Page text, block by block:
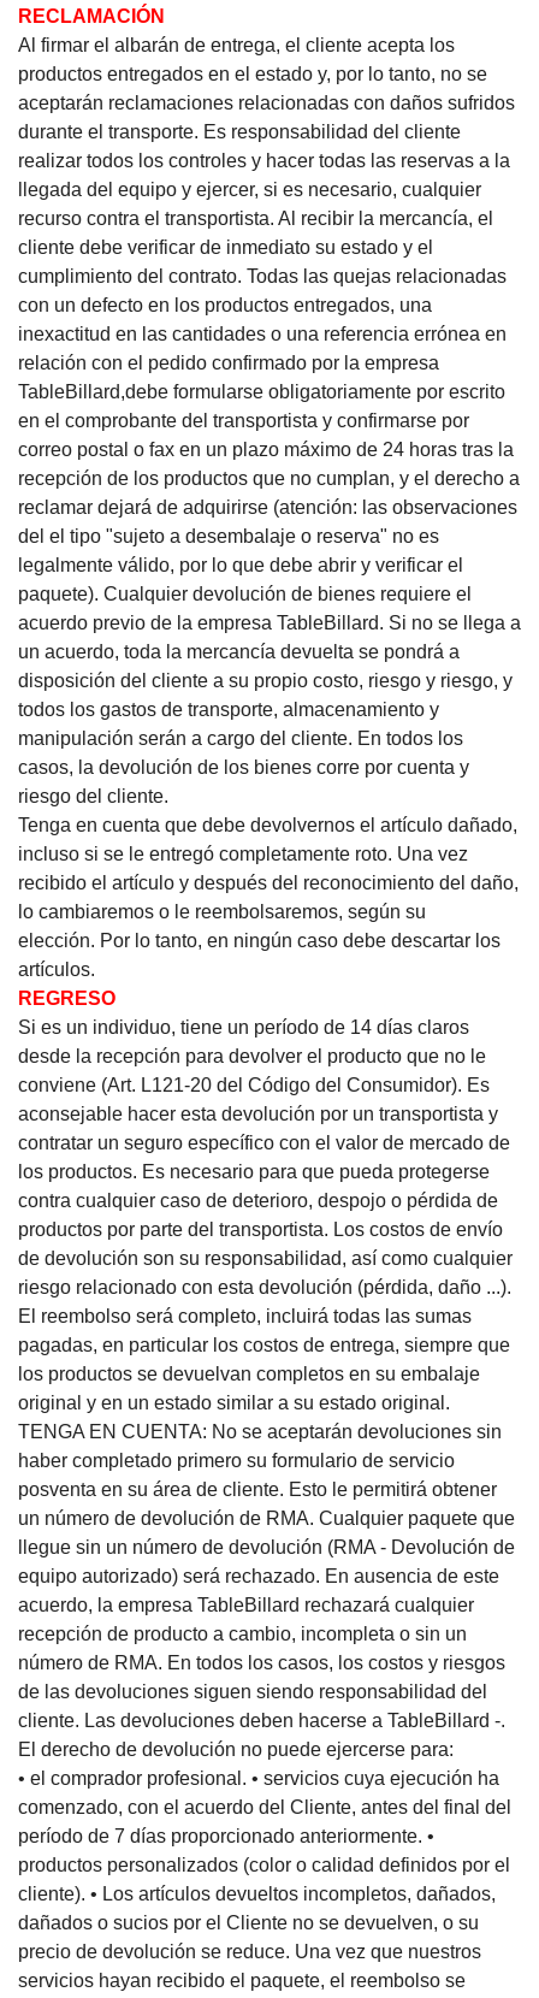
RECLAMACIÓN
Al firmar el albarán de entrega, el cliente acepta los
productos entregados en el estado y, por lo tanto, no se
aceptarán reclamaciones relacionadas con daños sufridos
durante el transporte. Es responsabilidad del cliente
realizar todos los controles y hacer todas las reservas a la
llegada del equipo y ejercer, si es necesario, cualquier
recurso contra el transportista. Al recibir la mercancía, el
cliente debe verificar de inmediato su estado y el
cumplimiento del contrato. Todas las quejas relacionadas
con un defecto en los productos entregados, una
inexactitud en las cantidades o una referencia errónea en
relación con el pedido confirmado por la empresa
TableBillard,debe formularse obligatoriamente por escrito
en el comprobante del transportista y confirmarse por
correo postal o fax en un plazo máximo de 24 horas tras la
recepción de los productos que no cumplan, y el derecho a
reclamar dejará de adquirirse (atención: las observaciones
del el tipo "sujeto a desembalaje o reserva" no es
legalmente válido, por lo que debe abrir y verificar el
paquete). Cualquier devolución de bienes requiere el
acuerdo previo de la empresa TableBillard. Si no se llega a
un acuerdo, toda la mercancía devuelta se pondrá a
disposición del cliente a su propio costo, riesgo y riesgo, y
todos los gastos de transporte, almacenamiento y
manipulación serán a cargo del cliente. En todos los
casos, la devolución de los bienes corre por cuenta y
riesgo del cliente.
Tenga en cuenta que debe devolvernos el artículo dañado,
incluso si se le entregó completamente roto. Una vez
recibido el artículo y después del reconocimiento del daño,
lo cambiaremos o le reembolsaremos, según su
elección. Por lo tanto, en ningún caso debe descartar los
artículos.
REGRESO
Si es un individuo, tiene un período de 14 días claros
desde la recepción para devolver el producto que no le
conviene (Art. L121-20 del Código del Consumidor). Es
aconsejable hacer esta devolución por un transportista y
contratar un seguro específico con el valor de mercado de
los productos. Es necesario para que pueda protegerse
contra cualquier caso de deterioro, despojo o pérdida de
productos por parte del transportista. Los costos de envío
de devolución son su responsabilidad, así como cualquier
riesgo relacionado con esta devolución (pérdida, daño ...).
El reembolso será completo, incluirá todas las sumas
pagadas, en particular los costos de entrega, siempre que
los productos se devuelvan completos en su embalaje
original y en un estado similar a su estado original.
TENGA EN CUENTA: No se aceptarán devoluciones sin
haber completado primero su formulario de servicio
posventa en su área de cliente. Esto le permitirá obtener
un número de devolución de RMA. Cualquier paquete que
llegue sin un número de devolución (RMA - Devolución de
equipo autorizado) será rechazado. En ausencia de este
acuerdo, la empresa TableBillard rechazará cualquier
recepción de producto a cambio, incompleta o sin un
número de RMA. En todos los casos, los costos y riesgos
de las devoluciones siguen siendo responsabilidad del
cliente. Las devoluciones deben hacerse a TableBillard -.
El derecho de devolución no puede ejercerse para:
• el comprador profesional. • servicios cuya ejecución ha
comenzado, con el acuerdo del Cliente, antes del final del
período de 7 días proporcionado anteriormente. •
productos personalizados (color o calidad definidos por el
cliente). • Los artículos devueltos incompletos, dañados,
dañados o sucios por el Cliente no se devuelven, o su
precio de devolución se reduce. Una vez que nuestros
servicios hayan recibido el paquete, el reembolso se